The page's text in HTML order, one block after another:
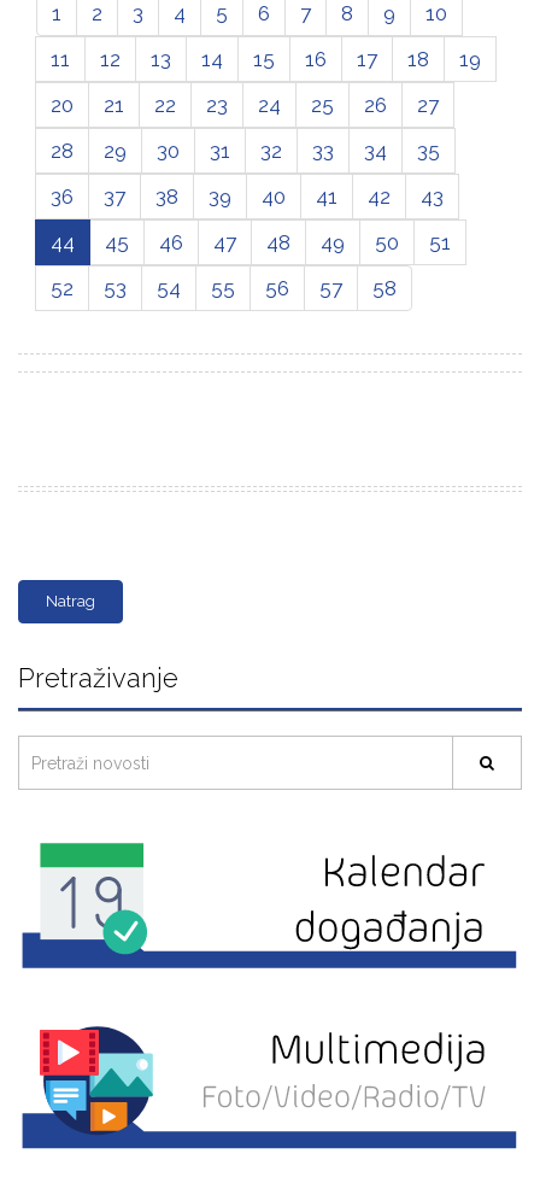
1 2 3 4 5 6 7 8 9
10
11
12 13 14 15 16 17 18
19
20
21 22 23 24 25 26
27
28
29 30 31 32 33 34
35
36
37 38 39 40 41 42
43
44
45 46 47 48 49 50
51
52
53 54 55 56 57 58
Natrag
Pretraživanje